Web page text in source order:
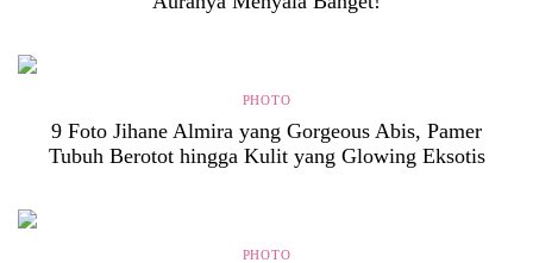
PHOTO
9 Foto Jihane Almira yang Gorgeous Abis, Pamer
Tubuh Berotot hingga Kulit yang Glowing Eksotis
PHOTO